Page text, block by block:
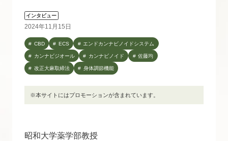
インタビュー
2024年11月15日
CBD ECS エンドカンナビノイドシステム
カンナビジオール カンナビノイド 佐藤均
改正大麻取締法 身体調節機能
※本サイトにはプロモーションが含まれています。
昭和大学薬学部教授